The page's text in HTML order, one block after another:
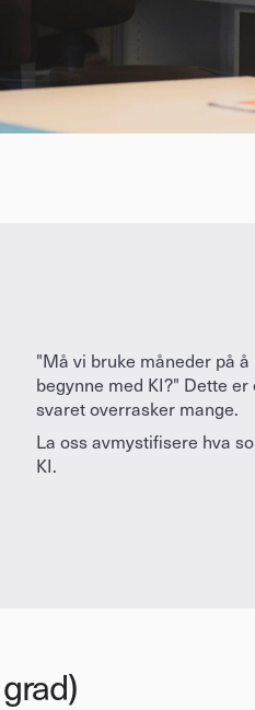
"Må vi bruke måneder på
begynne med KI?" Dette
svaret overrasker mange.
La oss avmystifisere hva
KI.